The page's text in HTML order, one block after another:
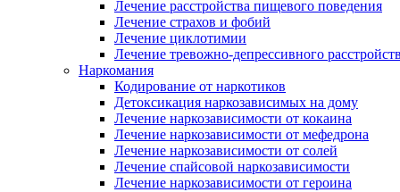
Лечение расстройства пищевого поведения
Лечение страхов и фобий
Лечение циклотимии
Лечение тревожно-депрессивного
Наркомания
Кодирование от наркотиков
Детоксикация наркозависимых на дому
Лечение наркозависимости от кокаина
Лечение наркозависимости от мефедрона
Лечение наркозависимости от солей
Лечение спайсовой наркозависимости
Лечение наркозависимости от героина